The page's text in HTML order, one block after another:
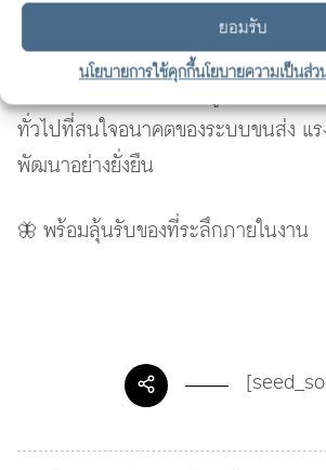
ยอมรับ
นโยบายการใช้คุกกี้นโยบายความเป็นส่
🔹นักวิชาการ นักศึกษา ผู้กำหนดนโย
ทั่วไปที่สนใจอนาคตของระบบขนส่ง แ
พัฒนาอย่างยั่งยืน
🦋 พร้อมลุ้นรับของที่ระลึกภายในงาน